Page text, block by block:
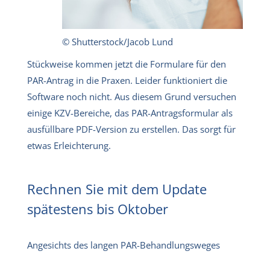
© Shutterstock/Jacob Lund
Stückweise kommen jetzt die Formulare für den
PAR-Antrag in die Praxen. Leider funktioniert die
Software noch nicht. Aus diesem Grund versuchen
einige KZV-Bereiche, das PAR-Antragsformular als
ausfüllbare PDF-Version zu erstellen. Das sorgt für
etwas Erleichterung.
Rechnen Sie mit dem Update
spätestens bis Oktober
Angesichts des langen PAR-Behandlungsweges